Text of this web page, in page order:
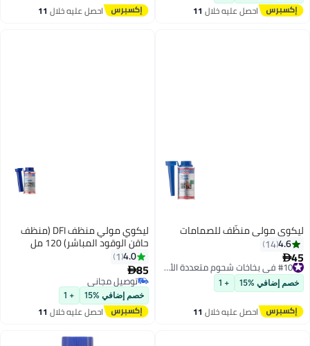
احصل عليه خلال 11 احصل عليه خلال 11
ليكوي مولي منظّف للصمامات
4.6
14
45
توصيل مجاني
خصم إضافي %15 + 1
احصل عليه خلال 11
ليكوي مولي منظف ​​DFI (منظف
حاقن الوقود المباشر) 120 مل
4.0
1
85
توصيل مجاني
توصيل مجاني
خصم إضافي %15 + 1
احصل عليه خلال 11